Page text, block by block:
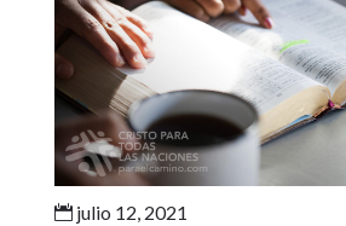
julio 12, 2021